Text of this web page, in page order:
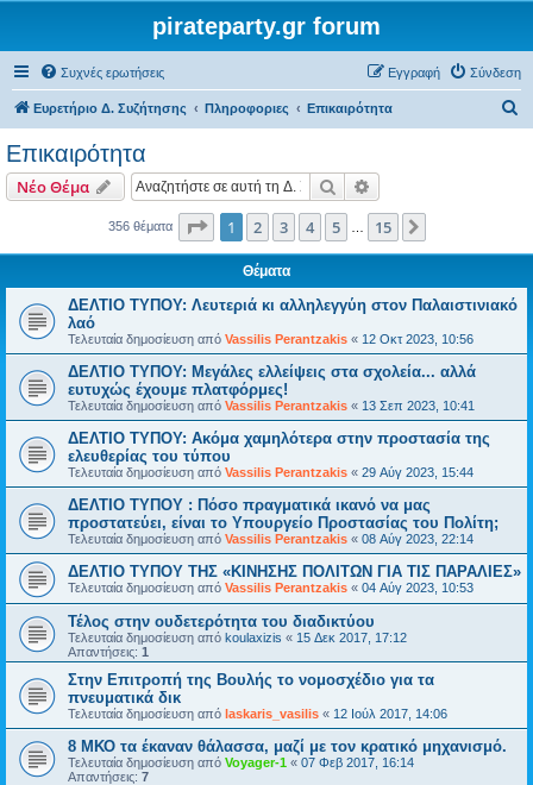
pirateparty.gr forum
Συχνές ερωτήσεις Σύνδεση
Εγγραφή
Ευρετήριο Δ. Συζήτησης Πληροφοριες Επικαιρότητα
Επικαιρότητα
Νέο Θέμα Αναζήτηση
356 θέματα Σελίδα από15
1 2 3 4 5 15
Θέματα
ΔΕΛΤΙΟ ΤΥΠΟΥ: Λευτεριά κι αλληλεγγύη στον Παλαιστινιακό
λαό
Τελευταία δημοσίευση από Vassilis Perantzakis « 12 Οκτ 2023, 10:56
ΔΕΛΤΙΟ ΤΥΠΟΥ: Μεγάλες ελλείψεις στα σχολεία... αλλά
ευτυχώς έχουμε πλατφόρμες!
Τελευταία δημοσίευση από Vassilis Perantzakis « 13 Σεπ 2023, 10:41
ΔΕΛΤΙΟ ΤΥΠΟΥ: Ακόμα χαμηλότερα στην προστασία της
ελευθερίας του τύπου
Τελευταία δημοσίευση από Vassilis Perantzakis « 29 Αύγ 2023, 15:44
ΔΕΛΤΙΟ ΤΥΠΟΥ : Πόσο πραγματικά ικανό να μας
προστατεύει, είναι το Υπουργείο Προστασίας του Πολίτη;
Τελευταία δημοσίευση από Vassilis Perantzakis « 08 Αύγ 2023, 22:14
ΔΕΛΤΙΟ ΤΥΠΟΥ ΤΗΣ «ΚΙΝΗΣΗΣ ΠΟΛΙΤΩΝ ΓΙΑ ΤΙΣ ΠΑΡΑΛΙΕΣ»
Τελευταία δημοσίευση από Vassilis Perantzakis « 04 Αύγ 2023, 10:53
Τέλος στην ουδετερότητα του διαδικτύου
Τελευταία δημοσίευση από koulaxizis « 15 Δεκ 2017, 17:12
Απαντήσεις: 1
Στην Επιτροπή της Βουλής το νομοσχέδιο για τα
πνευματικά δικ
Τελευταία δημοσίευση από laskaris_vasilis « 12 Ιούλ 2017, 14:06
8 ΜΚΟ τα έκαναν θάλασσα, μαζί με τον κρατικό μηχανισμό.
Τελευταία δημοσίευση από Voyager-1 « 07 Φεβ 2017, 16:14
Απαντήσεις: 7